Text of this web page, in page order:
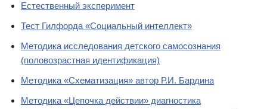
Естественный эксперимент
Тест Гилфорда «Социальный интеллект»
Методика исследования детского самосознания
(половозрастная идентификация)
Методика «Схематизация» автор Р.И. Бардина
Методика «Цепочка действии» диагностика